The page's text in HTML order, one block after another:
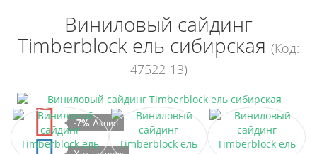
Виниловый сайдинг
Timberblock ель сибирская (Код:
47522-13)
-7%Акция